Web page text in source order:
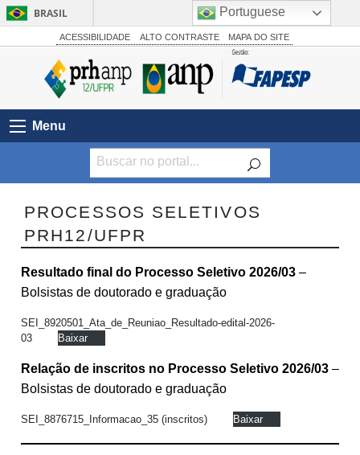
BRASIL
Simplifique!
Comunica BR
Participe
Legislação
Canais
ACESSIBILIDADE ALTO CONTRASTE MAPA DO SITE
Menu
PROCESSOS SELETIVOS
PRH12/UFPR
Resultado final do Processo Seletivo 2026/03 –
Bolsistas de doutorado e graduação
SEI_8920501_Ata_de_Reuniao_Resultado-edital-2026-
03
Baixar
Relação de inscritos no Processo Seletivo 2026/03 –
Bolsistas de doutorado e graduação
SEI_8876715_Informacao_35 (inscritos) Baixar
Portuguese